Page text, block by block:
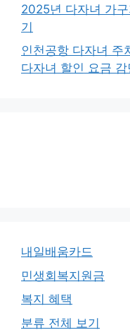
2025년 다자녀 가
기
인천공항 다자녀 주
다자녀 할인 요금
내일배움카드
민생회복지원금
복지 혜택
분류 전체 보기